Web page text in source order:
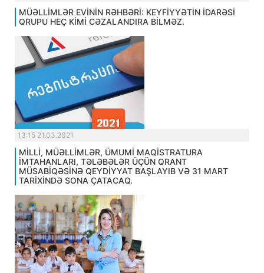
MÜƏLLİMLƏR EVİNİN RƏHBƏRİ: KEYFİYYƏTİN İDARƏSİ
QRUPU HEÇ KİMİ CƏZALANDIRA BİLMƏZ.
13:15 21.03.2021
MİLLİ, MÜƏLLİMLƏR, ÜMUMİ MAQİSTRATURA
İMTAHANLARI, TƏLƏBƏLƏR ÜÇÜN QRANT
MÜSABİQƏSİNƏ QEYDİYYAT BAŞLAYIB VƏ 31 MART
TARİXİNDƏ SONA ÇATACAQ.